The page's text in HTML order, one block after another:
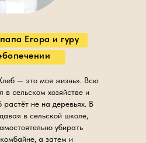
— это моя жизнь». Всю
в сельском хозяйстве и
растёт не на деревьях. В
в сельской школе,
убирать
а затем и
Егора и гуру